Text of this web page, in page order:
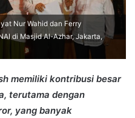
Nur Wahid dan Ferry
di Masjid Al-Azhar, Jakarta,
memiliki kontribusi besar
terutama dengan
yang banyak